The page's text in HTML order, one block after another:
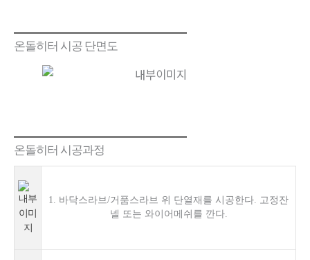
온돌히터 시공 단면도
온돌히터 시공과정
1. 바닥스라브/거품스라브 위 단열재를 시공한다. 고정잔
넬 또는 와이어메쉬를 깐다.